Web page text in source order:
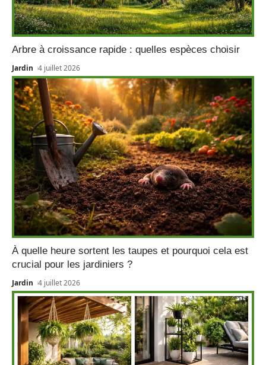
Arbre à croissance rapide : quelles espèces choisir
Jardin 4 juillet 2026
À quelle heure sortent les taupes et pourquoi cela est
crucial pour les jardiniers ?
Jardin 4 juillet 2026